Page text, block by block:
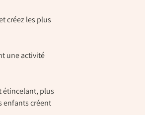
créez les plus
une activité
étincelant, plus
enfants créent